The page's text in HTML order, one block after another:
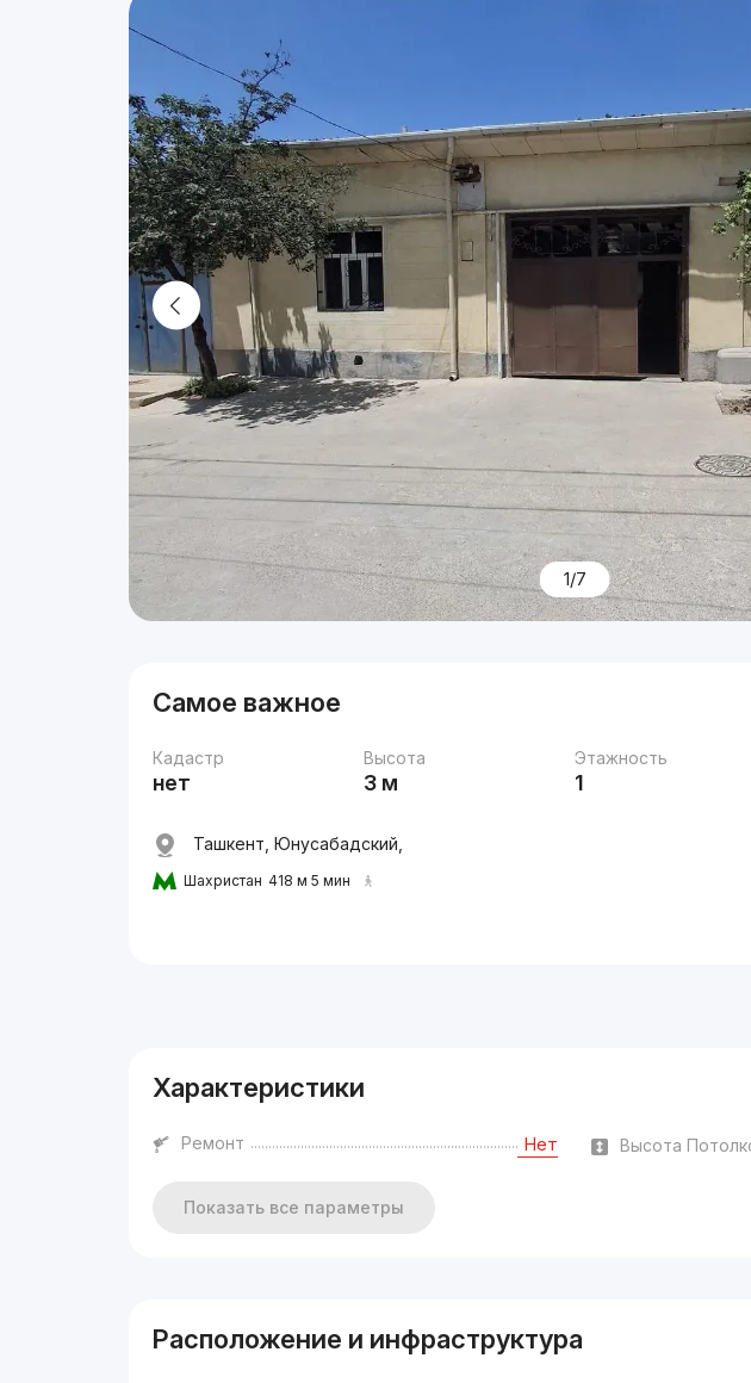
1/7
Самое важное
Кадастр
нет
Высота
3 м
Этажность
1
Ташкент, Юнусабадский,
Шахристан 418 м 5 мин
Характеристики
Ремонт Нет Высота
Показать все параметры
Расположение и инфраструктура